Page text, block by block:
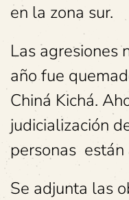
en la zona sur.
Las agresiones
año fue
Chiná Kichá.
judicialización
personas
Se adjunta las